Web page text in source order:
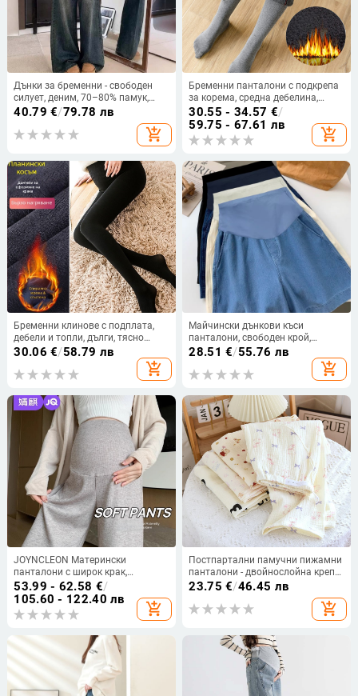
Дънки за бременни - свободен
силует, деним, 70–80% памук,
средна дебелина,
40.79 €/79.78 лв
add_shopping_cart
Бременни панталони с подкрепа
за корема, средна дебелина,
акрилен бленд плат (90% акрил +
<30% друг), тесен силует
30.55 - 34.57 €/
59.75 - 67.61 лв
add_shopping_cart
Бременни клинове с подплата,
дебели и топли, дълги, тясно
прилепнали, полиестер-найлон
смес 50–70% полиестер и 30–
50% найлон, висока еластичност
30.06 €/58.79 лв
add_shopping_cart
Майчински дънкови къси
панталони, свободен крой,
А‑линия, памучен деним 90–95%,
28.51 €/55.76 лв
add_shopping_cart
JOYNCLEON Матерински
панталони с широк крак,
свободен крой, подпора за
корема, дълги панталони,
полиестрова смес 95%+
53.99 - 62.58 €/
105.60 - 122.40 лв
add_shopping_cart
Постпартални памучни пижамни
панталони - двойнослойна креп
памук, свободен крой, 95% памук,
23.75 €/46.45 лв
add_shopping_cart